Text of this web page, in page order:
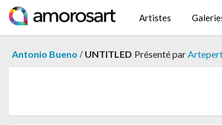
Artistes
Antonio Bueno / UNTITLED Présenté par